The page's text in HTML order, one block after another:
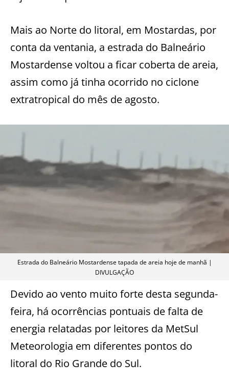
Mais ao Norte do litoral, em Mostardas, por
conta da ventania, a estrada do Balneário
Mostardense voltou a ficar coberta de areia,
assim como já tinha ocorrido no ciclone
extratropical do mês de agosto.
Estrada do Balneário Mostardense tapada de areia hoje de manhã |
DIVULGAÇÃO
Devido ao vento muito forte desta segunda-
feira, há ocorrências pontuais de falta de
energia relatadas por leitores da MetSul
Meteorologia em diferentes pontos do
litoral do Rio Grande do Sul.